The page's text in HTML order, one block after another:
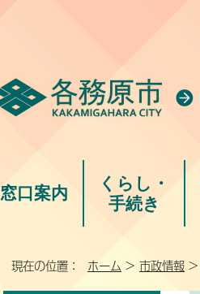
窓口案内
くらし・
手続き
現在の位置： ホーム > 市政情報 >